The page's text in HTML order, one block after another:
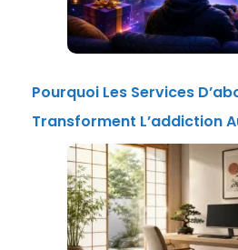
Pourquoi Les Services
Transforment L’addiction